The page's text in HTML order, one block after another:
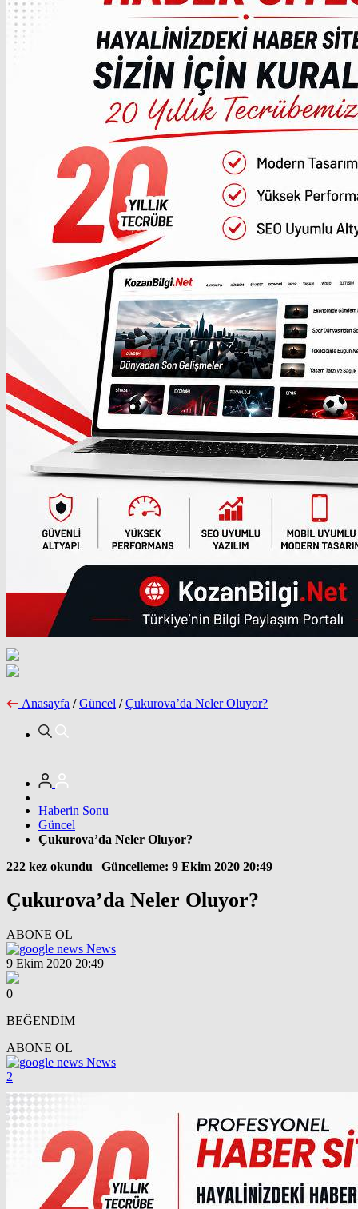
Anasayfa / Güncel / Çukurova’da Neler Oluyor?
Haberin Sonu
Güncel
Çukurova’da Neler Oluyor?
222 kez okundu | Güncelleme: 9 Ekim 2020 20:49
Çukurova’da Neler Oluyor?
ABONE OL
News
9 Ekim 2020 20:49
0
BEĞENDİM
ABONE OL
News
2